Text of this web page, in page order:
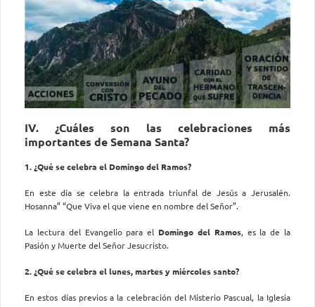
IV. ¿Cuáles son las celebraciones más
importantes de Semana Santa?
1. ¿Qué se celebra el Domingo del Ramos?
En este día se celebra la entrada triunfal de Jesús a Jerusalén.
Hosanna” “Que Viva el que viene en nombre del Señor”.
La lectura del Evangelio para el Domingo del Ramos, es la de la
Pasión y Muerte del Señor Jesucristo.
2. ¿Qué se celebra el lunes, martes y miércoles santo?
En estos días previos a la celebración del Misterio Pascual, la Iglesia